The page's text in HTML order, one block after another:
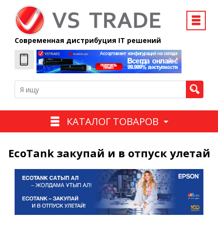
Современная дистрибуция IT решений
КАТАЛОГ ТОВАРОВ
EcoTank закупай и в отпуск улетай